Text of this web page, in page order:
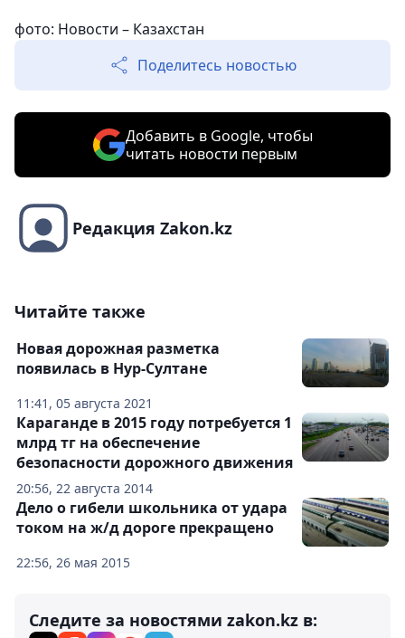
фото: Новости – Казахстан
Поделитесь новостью
Добавить в Google, чтобы
читать новости первым
Редакция Zakon.kz
Читайте также
11:41, 05 августа 2021
Новая дорожная разметка
появилась в Нур-Султане
20:56, 22 августа 2014
Караганде в 2015 году потребуется 1
млрд тг на обеспечение
безопасности дорожного движения
22:56, 26 мая 2015
Дело о гибели школьника от удара
током на ж/д дороге прекращено
Следите за новостями zakon.kz в: